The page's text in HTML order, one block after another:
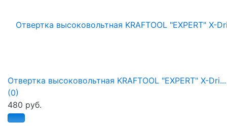
Отвертка высоковольтная KRAFTOOL "EXPERT" X-Dri...
(0)
480 руб.